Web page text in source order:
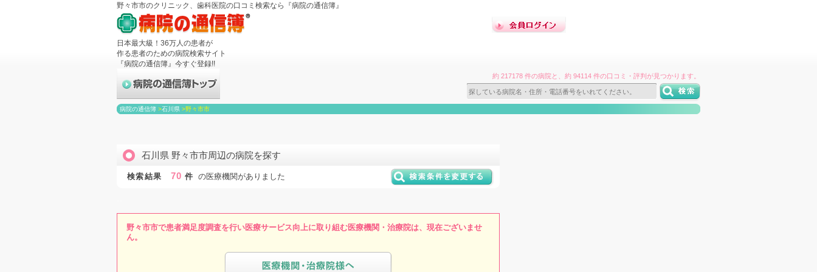
野々市市のクリニック、歯科医院の口コミ検索なら『病院の通信簿』
日本最大級！36万人の患者が
作る患者のための病院検索サイト
『病院の通信簿』今すぐ登録!!
約 217178 件の病院と、約 94114 件の口コミ・評判が見つかります。
病院の通信簿 >石川県 >野々市市
石川県 野々市市周辺の病院を探す
検索結果 70 件 の医療機関がありました
野々市市で患者満足度調査を行い医療サービス向上に取り組む医療機関・治療院は、現在ございませ
ん。